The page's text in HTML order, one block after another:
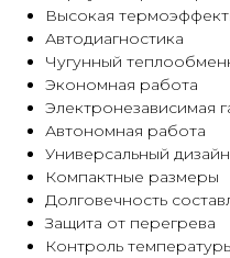
Высокая
Автодиагностика
Чугунный
Экономная работа
Электронезависимая
Автономная работа
Универсальный дизайн
Компактные размеры
Долговечность
Защита от перегрева
Контроль